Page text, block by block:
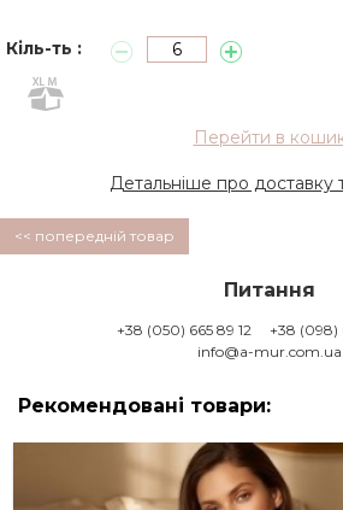
Кіль-ть :
Перейти в
Детальніше про доставку
<< попередній товар
Питання
+38 (050) 665 89 12
+38 (098)
info@a-mur.com.ua
Рекомендовані товари: